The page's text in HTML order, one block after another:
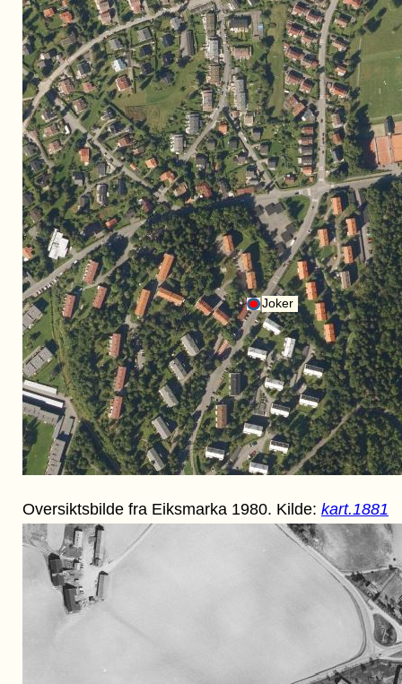
Tilbake til startsiden
Tilbake til startsiden
Tilbake til startsiden
Joker
Oversiktsbilde fra Eiksmarka 1980. Kilde: kart.1881